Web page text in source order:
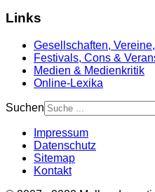
Links
Gesellschaften,
Festivals, Cons &
Medien & Medienkritik
Online-Lexika
Suchen
Impressum
Datenschutz
Sitemap
Kontakt